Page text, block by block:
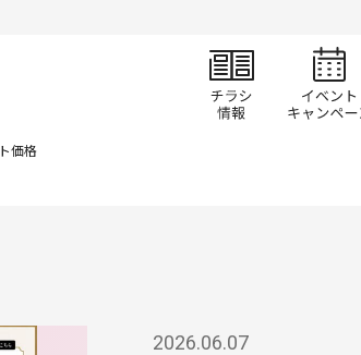
チラシ情報
価格
2026.06.07